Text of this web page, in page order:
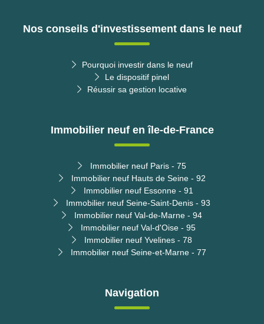
Nos conseils d'investissement dans le neuf
Pourquoi investir dans le neuf
Le dispositif pinel
Réussir sa gestion locative
Immobilier neuf en île-de-France
Immobilier neuf Paris - 75
Immobilier neuf Hauts de Seine - 92
Immobilier neuf Essonne - 91
Immobilier neuf Seine-Saint-Denis - 93
Immobilier neuf Val-de-Marne - 94
Immobilier neuf Val-d'Oise - 95
Immobilier neuf Yvelines - 78
Immobilier neuf Seine-et-Marne - 77
Navigation